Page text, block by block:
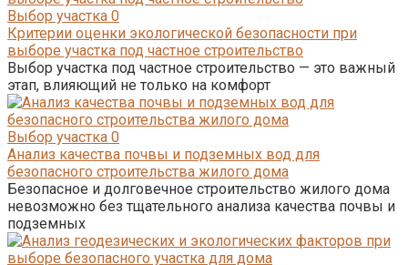
Выбор участка 0
Критерии оценки экологической безопасности при
выборе участка под частное строительство
Выбор участка под частное строительство — это важный
этап, влияющий не только на комфорт
Выбор участка 0
Анализ качества почвы и подземных вод для
безопасного строительства жилого дома
Безопасное и долговечное строительство жилого дома
невозможно без тщательного анализа качества почвы и
подземных